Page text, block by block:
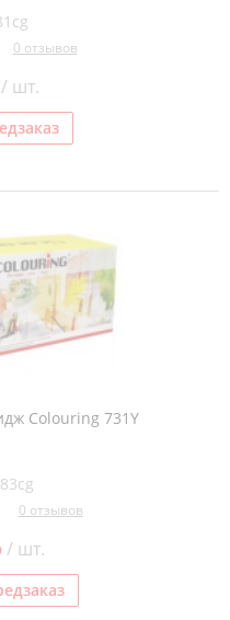
0 отзывов
шт.
Colouring 731Y
0 отзывов
/ шт.